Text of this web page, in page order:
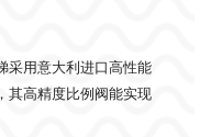
采用意大利进口高性能
其高精度比例阀能实现